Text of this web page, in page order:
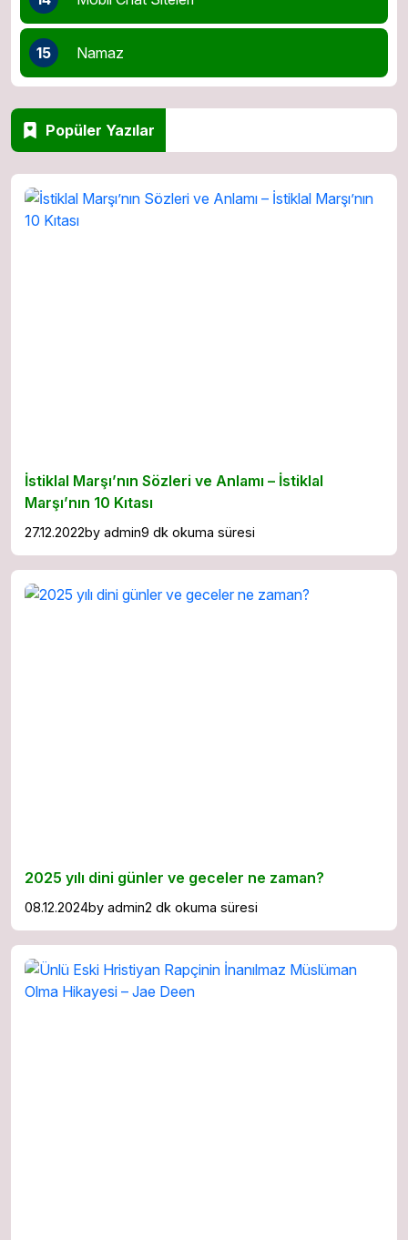
15 Namaz
Popüler Yazılar
İstiklal Marşı’nın Sözleri ve Anlamı – İstiklal
Marşı’nın 10 Kıtası
27.12.2022by admin9 dk okuma süresi
2025 yılı dini günler ve geceler ne zaman?
08.12.2024by admin2 dk okuma süresi